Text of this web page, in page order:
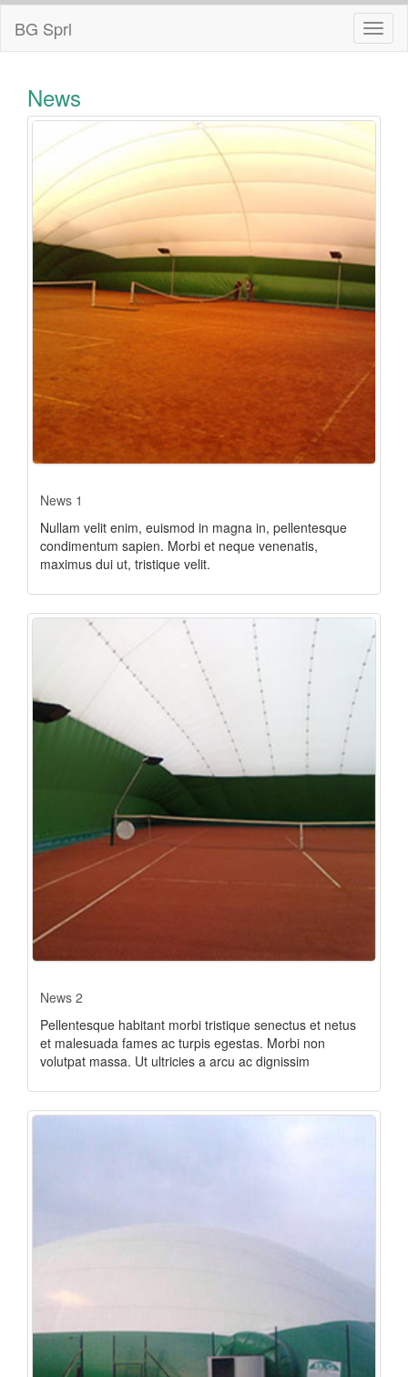
BG Sprl
News
News 1
Nullam velit enim, euismod in magna in, pellentesque
condimentum sapien. Morbi et neque venenatis,
maximus dui ut, tristique velit.
News 2
Pellentesque habitant morbi tristique senectus et netus
et malesuada fames ac turpis egestas. Morbi non
volutpat massa. Ut ultricies a arcu ac dignissim